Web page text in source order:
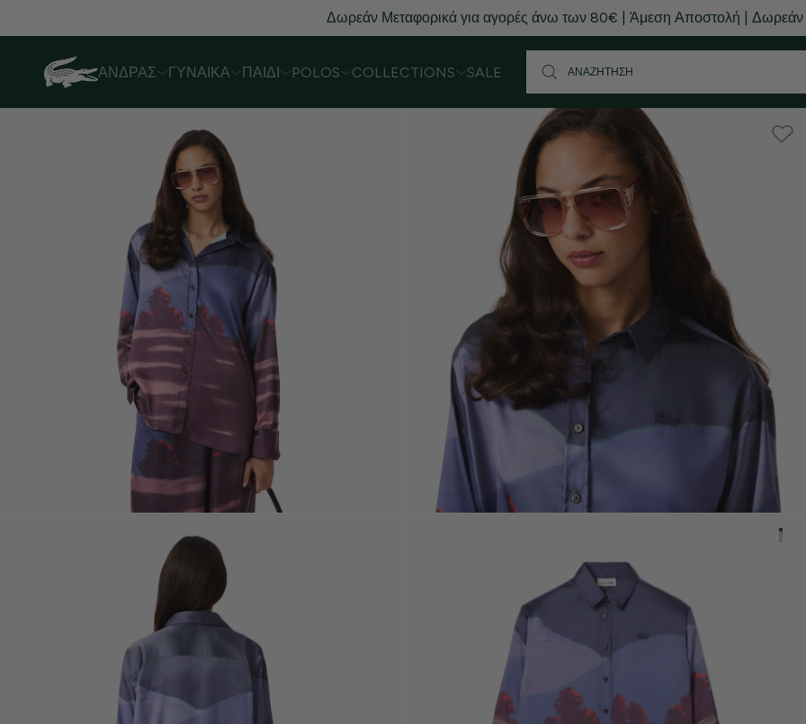
Δωρεάν Μεταφορικά για αγορές άνω των 80€ | Άμεση Αποστολή | Δωρεάν
ΆΝΔΡΑΣ ΓΥΝΑΊΚΑ ΠΑΙΔΊ POLOS COLLECTIONS SALE